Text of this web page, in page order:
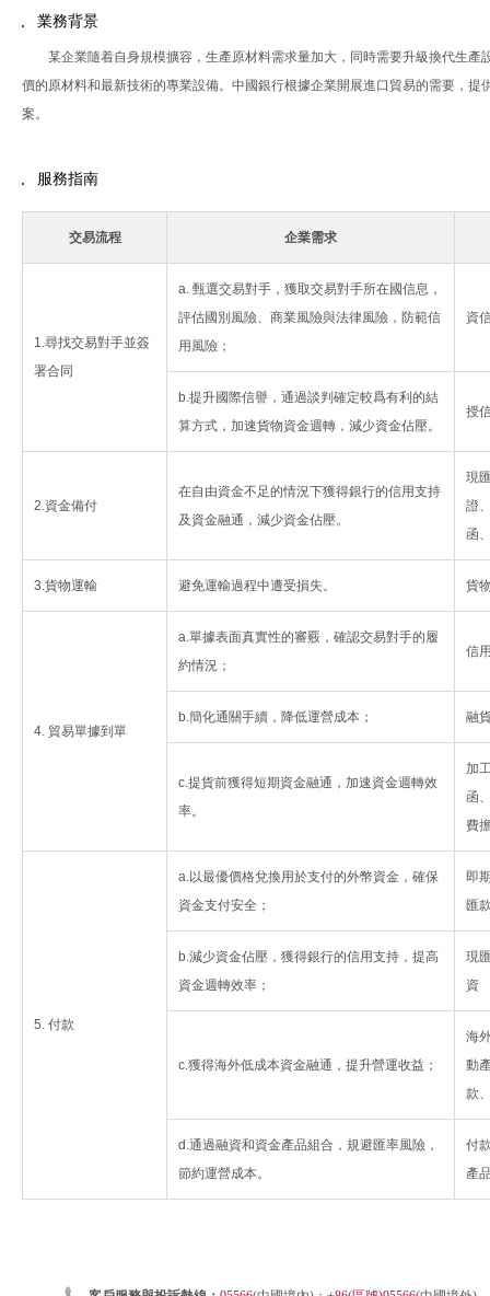
業務背景
某企業隨着自身規模擴容，生產原材料需求量加大，同時需要升級換代生產
價的原材料和最新技術的專業設備。中國銀行根據企業開展進口貿易的需要，提
案。
服務指南
交易流程 企業需求
1.尋找交易對手並簽
署合同
a. 甄選交易對手，獲取交易對手所在國信息，
評估國別風險、商業風險與法律風險，防範信
用風險；
資
b.提升國際信譽，通過談判確定較爲有利的結
算方式，加速貨物資金週轉，減少資金佔壓。
授
2.資金備付
在自由資金不足的情況下獲得銀行的信用支持
及資金融通，減少資金佔壓。
現
證
函
3.貨物運輸 避免運輸過程中遭受損失。 貨
4. 貿易單據到單
a.單據表面真實性的審覈，確認交易對手的履
約情況；
信
b.簡化通關手續，降低運營成本； 融
c.提貨前獲得短期資金融通，加速資金週轉效
率。
加
函
費
5. 付款
a.以最優價格兌換用於支付的外幣資金，確保
資金支付安全；
即
匯
b.減少資金佔壓，獲得銀行的信用支持，提高
資金週轉效率；
現
資
c.獲得海外低成本資金融通，提升營運收益；
海
動
款
d.通過融資和資金產品組合，規避匯率風險，
節約運營成本。
付
產